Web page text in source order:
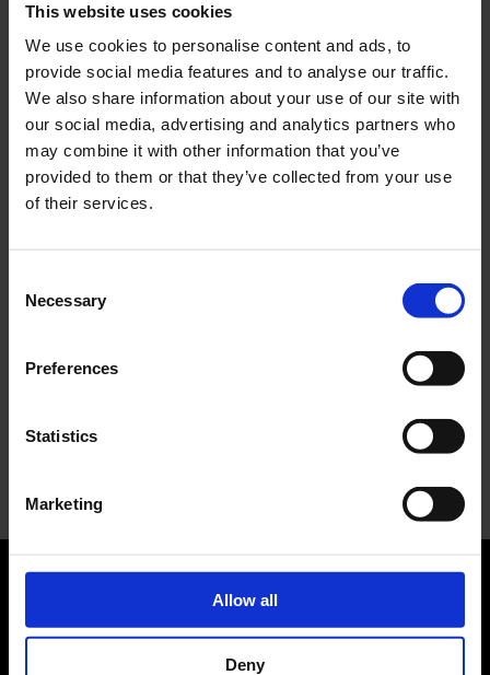
This website uses cookies
We use cookies to personalise content and ads, to
provide social media features and to analyse our traffic.
We also share information about your use of our site with
our social media, advertising and analytics partners who
may combine it with other information that you’ve
provided to them or that they’ve collected from your use
of their services.
Selection
Necessary
Preferences
Statistics
Marketing
Allow all
Deny
Recent Posts
Dolce Vita Riviera
Le donne omeriche e l’eterna resistenza: il
coraggio di chi persiste all’ombra degli eroi
Slayyyter e il sogno decadente della provincia
americana: chi è la nuova anti-diva della musica
collaborazione e il lancio della Gel-Resolution™ 5
L’universo crepuscolare di Miu Miu: Hailey Bieber e
campagna FW 2026
Recent Comments
ABOUT US